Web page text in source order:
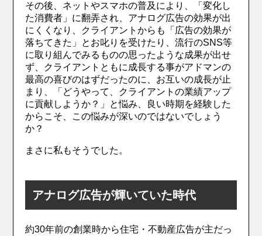
その後、ネットやスマホの普及により、「変化し
た消費者」に翻弄され、アナログ広告の効果が出
にくくなり、クライアントからも「広告の効果が
落ちてきた」とお叱りを受けたり、流行のSNS等
に取り組んでみるものの思ったような成果が出せ
ず、クライアントともに成長する事がアドマンの
最高の喜びのはずだったのに、お互いの成長が止
まり、「どうやって、クライアントの業績アップ
に貢献しようか？」と悩み、良い時期を経験した
からこそ、この悩みが深いのではないでしょう
か？
まさに私もそうでした。
アナログ広告が輝いていた時代
約30年前の創業時から住宅・不動産広告が主だっ